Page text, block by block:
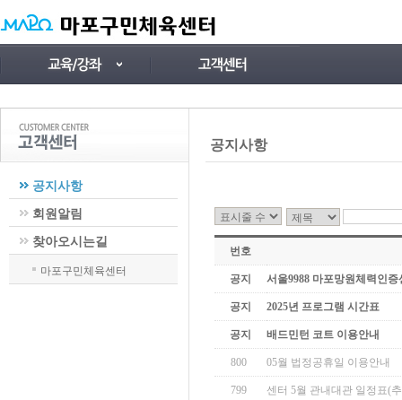
공지사항
회원알림
찾아오시는길
마포구민체육센터
공지사항
번호
공지 서울9988 마포망원체력인
공지 2025년 프로그램 시간표
공지 배드민턴 코트 이용안내
800 05월 법정공휴일 이용안내
799 센터 5월 관내대관 일정표(